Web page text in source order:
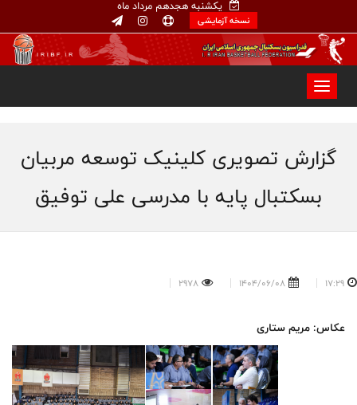
یکشنبه هجدهم مرداد ماه
نسخه آزمایشی
گزارش تصویری کلینیک توسعه مربیان
بسکتبال‌ پایه با مدرسی علی توفیق
17:29
1404/06/08
2978
عکاس: مریم ستاری